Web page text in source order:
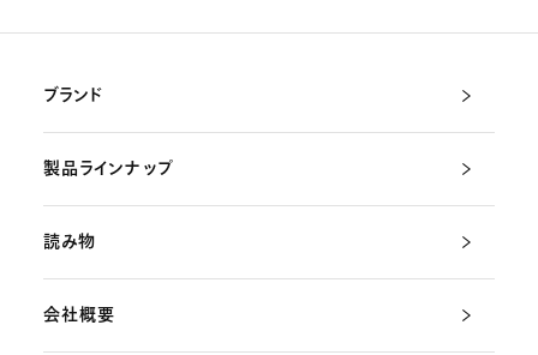
ブランド
製品ラインナップ
読み物
会社概要